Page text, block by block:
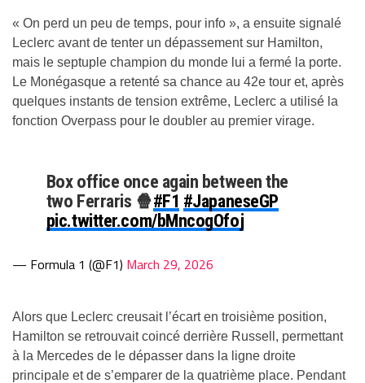
« On perd un peu de temps, pour info », a ensuite signalé
Leclerc avant de tenter un dépassement sur Hamilton,
mais le septuple champion du monde lui a fermé la porte.
Le Monégasque a retenté sa chance au 42e tour et, après
quelques instants de tension extrême, Leclerc a utilisé la
fonction Overpass pour le doubler au premier virage.
Box office once again between the
two Ferraris 🍿#F1 #JapaneseGP
pic.twitter.com/bMncogOfoj
— Formula 1 (@F1) March 29, 2026
Alors que Leclerc creusait l’écart en troisième position,
Hamilton se retrouvait coincé derrière Russell, permettant
à la Mercedes de le dépasser dans la ligne droite
principale et de s’emparer de la quatrième place. Pendant